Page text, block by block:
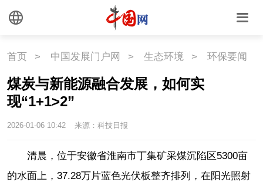
首页 > 中国发展门户网 > 生态环境 > 环保要闻
煤炭与新能源融合发展，如何实
现“1+1>2”
2026-01-06 10:42 来源：科技日报
清晨，位于安徽省淮南市丁集矿采煤沉陷区5300亩
的水面上，37.28万片蓝色光伏板整齐排列，在阳光照射